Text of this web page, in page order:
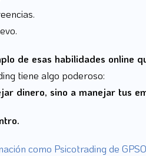
de esas habilidades online
tiene algo poderoso:
dinero, sino a manejar tus
como Psicotrading de